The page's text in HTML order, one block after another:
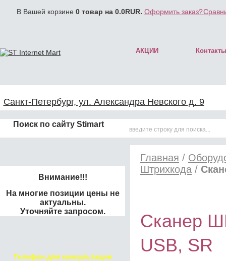
В Вашей корзине 0 товар на 0.0RUR. Оформить заказ?
АКЦИИ Контакты
Санкт-Петербург, ул. Александра Невского д. 9
Поиск по сайту Stimart
Внимание!!!
На многие позиции цены не
актуальны.
Уточняйте запросом.
Телефон для консультации
Главная /
Штрихкода /
Сканер
USB, SR